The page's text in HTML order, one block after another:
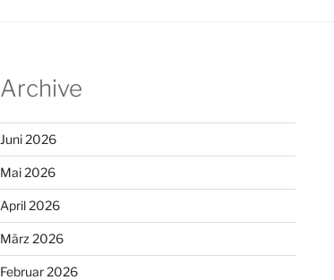
Archive
Juni 2026
Mai 2026
April 2026
März 2026
Februar 2026